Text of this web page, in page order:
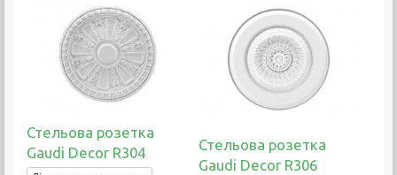
Стельова розетка
Gaudi Decor R304
Стельова розетка
Gaudi Decor R306